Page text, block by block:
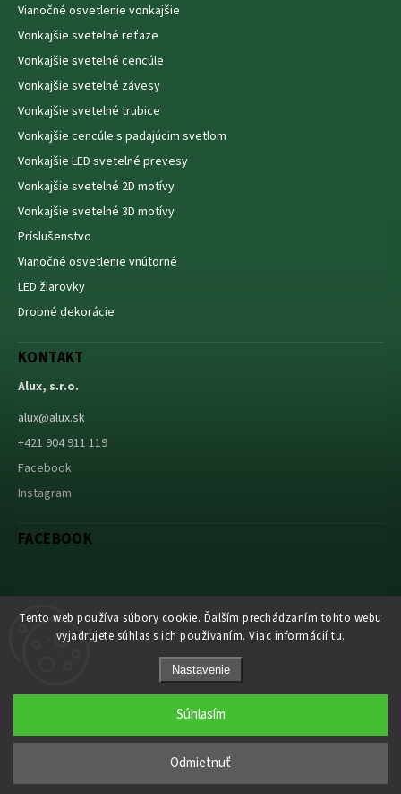
Tento web používa súbory cookie. Ďalším prechádzaním tohto webu
vyjadrujete súhlas s ich používaním. Viac informácií tu.
Nastavenie
Odmietnuť
Súhlasím
Vianočné osvetlenie vonkajšie
Vonkajšie svetelné reťaze
Vonkajšie svetelné cencúle
Vonkajšie svetelné závesy
Vonkajšie svetelné trubice
Vonkajšie cencúle s padajúcim svetlom
Vonkajšie LED svetelné prevesy
Vonkajšie svetelné 2D motívy
Vonkajšie svetelné 3D motívy
Príslušenstvo
Vianočné osvetlenie vnútorné
LED žiarovky
Drobné dekorácie
KONTAKT
Alux, s.r.o.
alux@alux.sk
+421 904 911 119
Facebook
Instagram
FACEBOOK
Abuco.cz
Copyright 2026Alux s.r.o.. Všetky práva vyhradené.
Grafický návrh vytvořil a nakódoval